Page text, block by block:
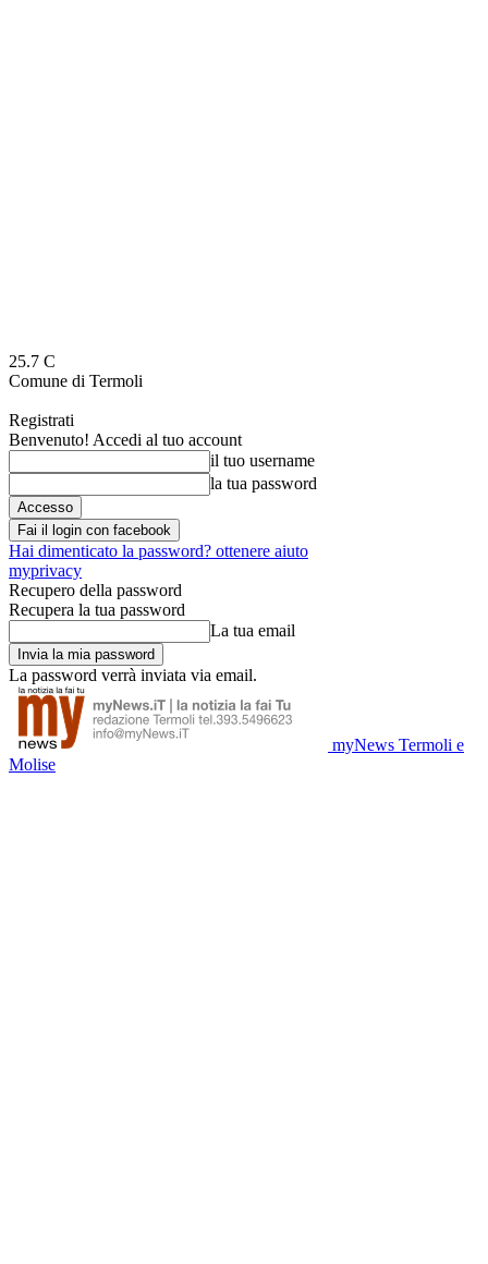
25.7 C
Comune di Termoli
Registrati
Benvenuto! Accedi al tuo account
il tuo username
la tua password
Fai il login con facebook
Hai dimenticato la password? ottenere aiuto
myprivacy
Recupero della password
Recupera la tua password
La tua email
La password verrà inviata via email.
myNews Termoli e
Molise